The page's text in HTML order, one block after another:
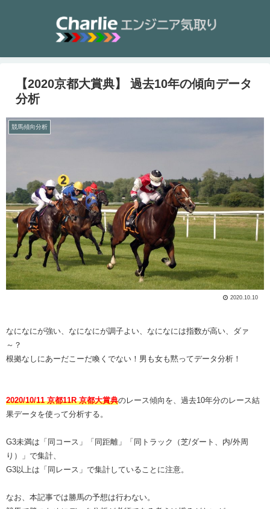
【2020京都大賞典】 過去10年の傾向データ
分析
競馬傾向分析
2020.10.10
なになにが強い、なになにが調子よい、なになには指数が高い、ダァ
～？
根拠なしにあーだこーだ喚くでない！男も女も黙ってデータ分析！
2020/10/11 京都11R 京都大賞典のレース傾向を、過去10年分のレース結
果データを使って分析する。
G3未満は「同コース」「同距離」「同トラック（芝/ダート、内/外周
り）」で集計、
G3以上は「同レース」で集計していることに注意。
なお、本記事では勝馬の予想は行わない。